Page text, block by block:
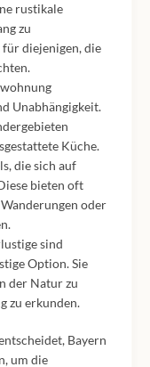
rustikale
zu
für diejenigen, die
Unabhängigkeit.
Küche.
die sich auf
bieten oft
oder
sind
Option. Sie
der Natur zu
zu erkunden.
Bayern
um die